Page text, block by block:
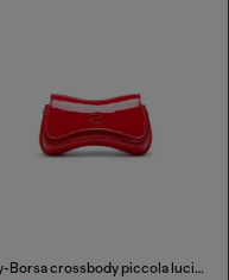
Play-Borsa crossbody piccola lucida